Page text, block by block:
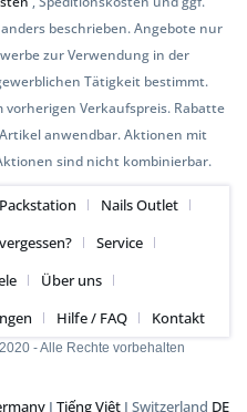
beschrieben. Angebote nur
zur Verwendung in der
Tätigkeit bestimmt.
Verkaufspreis. Rabatte
anwendbar. Aktionen mit
sind nicht kombinierbar.
Nails Outlet
Service
Über uns
Hilfe / FAQ Kontakt
- Alle Rechte vorbehalten
I Tiếng Việt I Switzerland DE